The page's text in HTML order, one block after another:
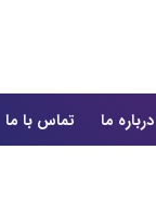
درباره ما تماس با ما